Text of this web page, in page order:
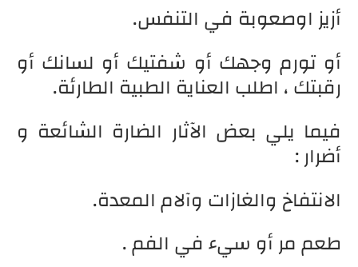
أزيز اوصعوبة في التنفس.
أو تورم وجهك أو شفتيك أو لسانك أو
رقبتك ، اطلب العناية الطبية الطارئة.
فيما يلي بعض الآثار الضارة الشائعة و
أضرار :
الانتفاخ والغازات وآلام المعدة.
طعم مر أو سيء في الفم .